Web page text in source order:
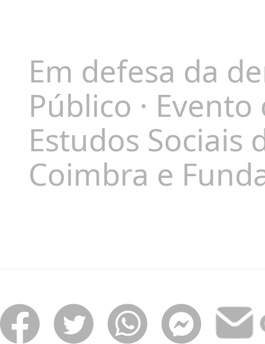
Em defesa da
Público ·
Estudos
Coimbra e